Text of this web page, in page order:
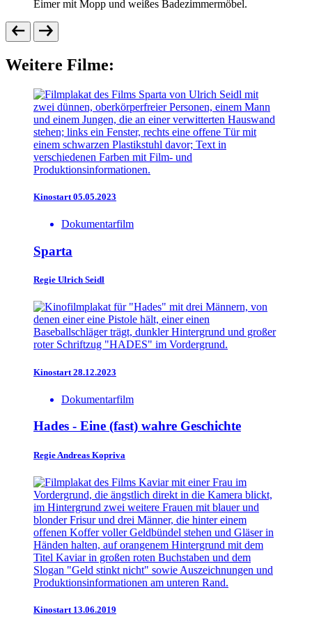
Weitere Filme:
Kinostart 05.05.2023
Dokumentarfilm
Sparta
Regie Ulrich Seidl
Kinostart 28.12.2023
Dokumentarfilm
Hades - Eine (fast) wahre Geschichte
Regie Andreas Kopriva
Kinostart 13.06.2019